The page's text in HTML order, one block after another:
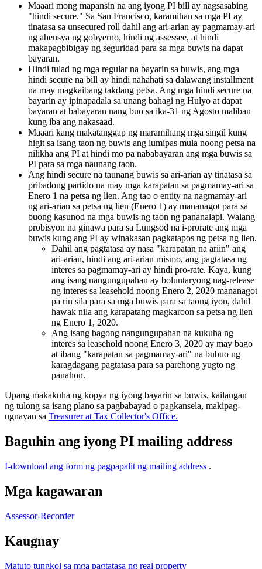
Maaari mong mapansin na ang iyong PI bill ay nagsasabing
"hindi secure." Sa San Francisco, karamihan sa mga PI ay
tinatasa sa unsecured roll dahil ang ari-arian ay pagmamay-ari
ng ahensya ng gobyerno, hindi ng assessee, at hindi
makapagbibigay ng seguridad para sa mga buwis na dapat
bayaran.
Hindi tulad ng mga regular na bayarin sa buwis, ang mga
hindi secure na bill ay hindi nahahati sa dalawang installment
na may magkaibang takdang petsa. Ang mga hindi secure na
bayarin ay ipinapadala sa unang bahagi ng Hulyo at dapat
bayaran at babayaran nang buo sa ika-31 ng Agosto maliban
kung iba ang nakasaad.
Maaari kang makatanggap ng maramihang mga singil kung
higit sa isang taon ng buwis ang lumipas mula noong petsa na
nilikha ang PI at hindi mo pa nababayaran ang mga buwis sa
PI para sa mga naunang taon.
Ang hindi secure na taunang buwis sa ari-arian ay tinatasa sa
pribadong partido na may mga karapatan sa pagmamay-ari sa
Enero 1 na petsa ng lien. Ang tao o entity na nagmamay-ari
ng ari-arian sa petsa ng lien (Enero 1) ay mananagot para sa
buong kasunod na mga buwis ng taon ng pananalapi. Walang
probisyon na ginawa para sa Lungsod na i-prorate ang mga
buwis kung ang PI ay winakasan pagkatapos ng petsa ng lien.
Dahil ang pagtatasa ay nasa "karapatan na ariin" ang
ari-arian, hindi ang ari-arian mismo, ang pagtatasa ng
interes sa pagmamay-ari ay hindi pro-rate. Kaya, kung
ang isang nangungupahan ay boluntaryong nag-release
ng interes sa leasehold noong Enero 2, 2020 mananagot
pa rin sila para sa mga buwis para sa taong iyon, dahil
hawak nila ang karapatang magkaroon sa petsa ng lien
ng Enero 1, 2020.
Ang isang bagong nangungupahan na kukuha ng
interes sa leasehold noong Enero 3, 2020 ay may bago
at ibang "karapatan sa pagmamay-ari" na bubuo ng
karagdagang pagtatasa para sa parehong yugto ng
panahon.
Upang makakuha ng kopya ng iyong bayarin sa buwis, kailangan
ng tulong sa isang plano sa pagbabayad o pagkansela, makipag-
ugnayan sa Treasurer at Tax Collector's Office.
Baguhin ang iyong PI mailing address
I-download ang form ng pagpapalit ng mailing address .
Mga kagawaran
Assessor-Recorder
Kaugnay
Matuto tungkol sa mga pagtatasa ng real property